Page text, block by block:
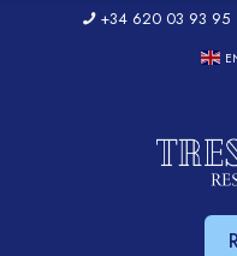
+34 620 03 93 95